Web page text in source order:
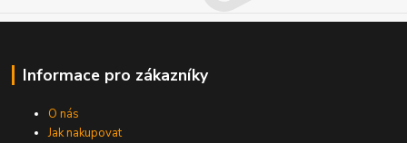
Informace pro zákazníky
O nás
Jak nakupovat